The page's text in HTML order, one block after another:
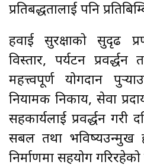
प्रतिबद्धतालाई पनि
हवाई सुरक्षाको सुदृढ
विस्तार, पर्यटन
महत्त्वपूर्ण योगदान
नियामक निकाय, सेवा
सहकार्यलाई प्रवर्द्धन गरी
सबल तथा भविष्यउन्मुख
निर्माणमा सहयोग